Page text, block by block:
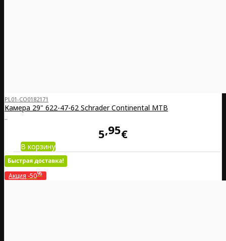
PL01-CO0182171
Камера 29" 622-47-62 Schrader Continental MTB
..
5 95€
В корзину
Акция -50%